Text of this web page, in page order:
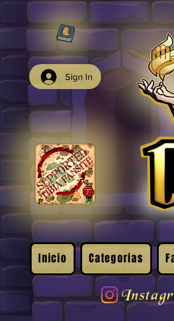
Sign In
Inicio Categorias